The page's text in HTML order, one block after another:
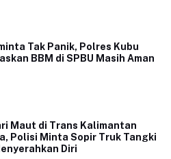
Tak Panik, Polres Kubu
BBM di SPBU Masih Aman
Maut di Trans Kalimantan
Polisi Minta Sopir Truk Tangki
Diri